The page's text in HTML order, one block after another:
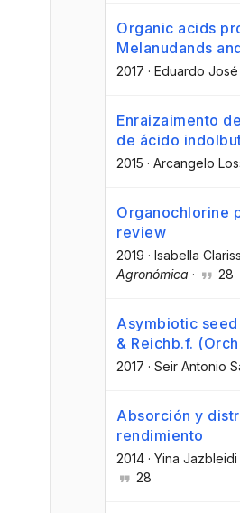
Organic acids
Melanudands
2017 · Eduardo
Enraizaimento
de ácido
2015 · Arcangelo
Organochlorine
review
2019 · Isabella
Agronómica · 28
Asymbiotic
& Reichb.f.
2017 · Seir Antonio
Absorción y
rendimiento
2014 · Yina Jazbleidi
28